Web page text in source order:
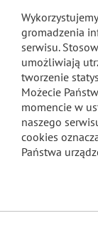
gromadzenia
serwisu.
umożliwiają
tworzenie
Możecie
momencie w
naszego
cookies
Państwa